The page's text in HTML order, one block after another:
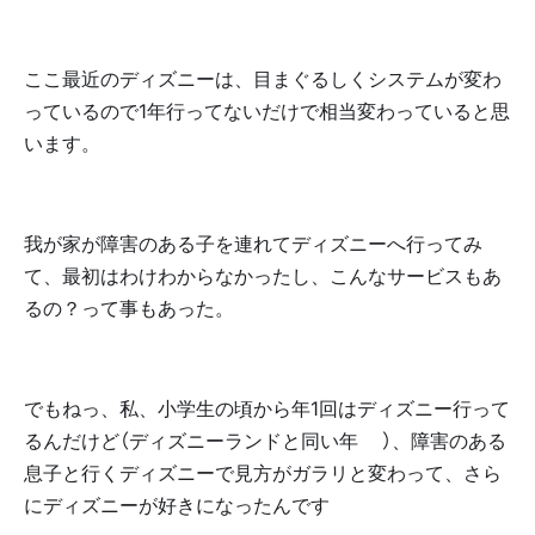
ここ最近のディズニーは、目まぐるしくシステムが変わ
っているので1年行ってないだけで相当変わっていると思
います。
我が家が障害のある子を連れてディズニーへ行ってみ
て、最初はわけわからなかったし、こんなサービスもあ
るの？って事もあった。
でもねっ、私、小学生の頃から年1回はディズニー行って
るんだけど（ディズニーランドと同い年😆）、障害のある
息子と行くディズニーで見方がガラリと変わって、さら
にディズニーが好きになったんです😆💕